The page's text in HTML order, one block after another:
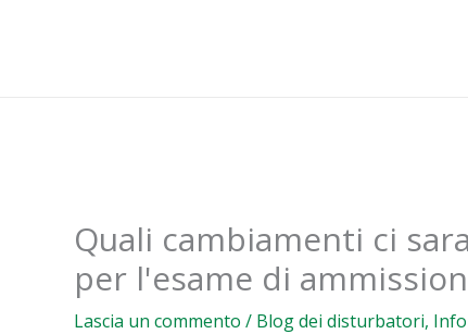
Quali cambiamenti ci
per l'esame di
Lascia un commento / Blog dei disturbatori,